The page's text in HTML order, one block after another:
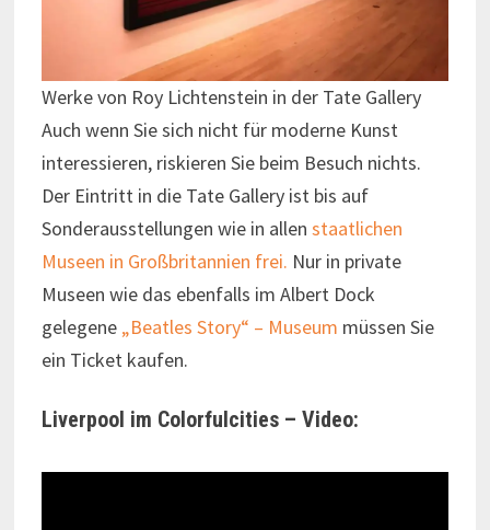
Werke von Roy Lichtenstein in der Tate Gallery
Auch wenn Sie sich nicht für moderne Kunst
interessieren, riskieren Sie beim Besuch nichts.
Der Eintritt in die Tate Gallery ist bis auf
Sonderausstellungen wie in allen staatlichen
Museen in Großbritannien frei. Nur in private
Museen wie das ebenfalls im Albert Dock
gelegene „Beatles Story“ – Museum müssen Sie
ein Ticket kaufen.
Liverpool im Colorfulcities – Video: